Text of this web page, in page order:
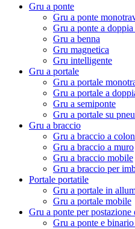
Gru a ponte
Gru a ponte
Gru a ponte a doppia
Gru a benna
Gru magnetica
Gru intelligente
Gru a portale
Gru a portale
Gru a portale a
Gru a semiponte
Gru a portale su
Gru a braccio
Gru a braccio a
Gru a braccio a muro
Gru a braccio mobile
Gru a braccio per
Portale portatile
Gru a portale in
Gru a portale mobile
Gru a ponte per
Gru a ponte e